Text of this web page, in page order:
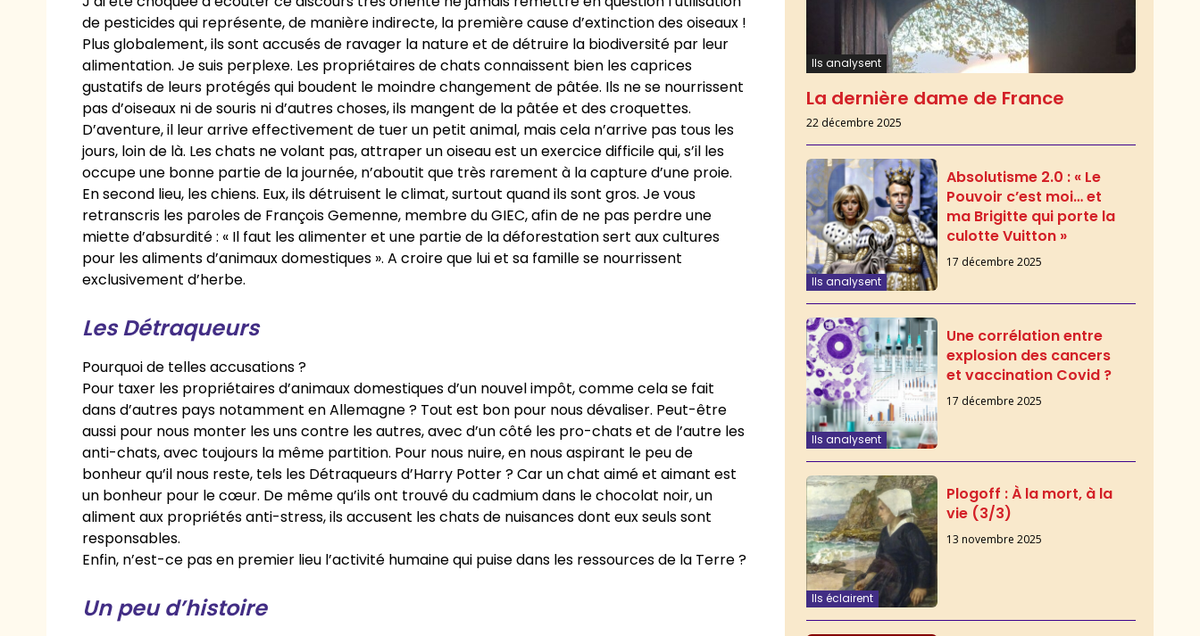
de pesticides qui représente, de manière indirecte, la première cause d’extinction des oiseaux !
Plus globalement, ils sont accusés de ravager la nature et de détruire la biodiversité par leur
alimentation. Je suis perplexe. Les propriétaires de chats connaissent bien les caprices
gustatifs de leurs protégés qui boudent le moindre changement de pâtée. Ils ne se nourrissent
pas d’oiseaux ni de souris ni d’autres choses, ils mangent de la pâtée et des croquettes.
D’aventure, il leur arrive effectivement de tuer un petit animal, mais cela n’arrive pas tous les
jours, loin de là. Les chats ne volant pas, attraper un oiseau est un exercice difficile qui, s’il les
occupe une bonne partie de la journée, n’aboutit que très rarement à la capture d’une proie.
En second lieu, les chiens. Eux, ils détruisent le climat, surtout quand ils sont gros. Je vous
retranscris les paroles de François Gemenne, membre du GIEC, afin de ne pas perdre une
miette d’absurdité : « Il faut les alimenter et une partie de la déforestation sert aux cultures
pour les aliments d’animaux domestiques ». A croire que lui et sa famille se nourrissent
exclusivement d’herbe.
Les Détraqueurs
Pourquoi de telles accusations ?
Pour taxer les propriétaires d’animaux domestiques d’un nouvel impôt, comme cela se fait
dans d’autres pays notamment en Allemagne ? Tout est bon pour nous dévaliser. Peut-être
aussi pour nous monter les uns contre les autres, avec d’un côté les pro-chats et de l’autre les
anti-chats, avec toujours la même partition. Pour nous nuire, en nous aspirant le peu de
bonheur qu’il nous reste, tels les Détraqueurs d’Harry Potter ? Car un chat aimé et aimant est
un bonheur pour le cœur. De même qu’ils ont trouvé du cadmium dans le chocolat noir, un
aliment aux propriétés anti-stress, ils accusent les chats de nuisances dont eux seuls sont
responsables.
Enfin, n’est-ce pas en premier lieu l’activité humaine qui puise dans les ressources de la Terre ?
Un peu d’histoire
Ils analysent
La dernière dame de France
22 décembre 2025
Ils analysent
Absolutisme 2.0 : « Le
Pouvoir c’est moi… et
ma Brigitte qui porte la
culotte Vuitton »
17 décembre 2025
Ils analysent
Une corrélation entre
explosion des cancers
et vaccination Covid ?
17 décembre 2025
Ils éclairent
Plogoff : À la mort, à la
vie (3/3)
13 novembre 2025